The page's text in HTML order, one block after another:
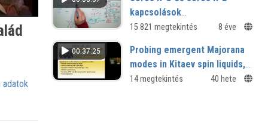
adatok
kapcsolások
egyenfeszültségre
15 821 megtekintés 8 éve
00:37:25
Probing emergent Majorana
modes in Kitaev spin liquids,
Natalia Perkins (University of
14 megtekintés 40 hete